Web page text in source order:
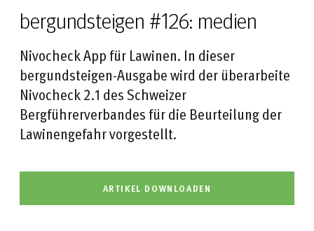
bergundsteigen #126: medien
Nivocheck App für Lawinen. In dieser
bergundsteigen-Ausgabe wird der überarbeite
Nivocheck 2.1 des Schweizer
Bergführerverbandes für die Beurteilung der
Lawinengefahr vorgestellt.
ARTIKEL DOWNLOADEN